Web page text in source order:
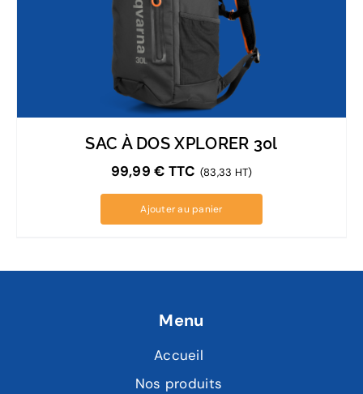
SAC À DOS XPLORER 30l
99,99€ TTC (83,33 HT)
Ajouter au panier
Menu
Accueil
Nos produits